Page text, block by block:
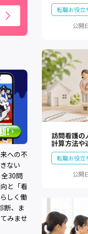
転職お役立
公開
訪問看護の
計算方法
転職お役立
公開
への不
ない
全30問
と「看
しく働
断、ま
みませ